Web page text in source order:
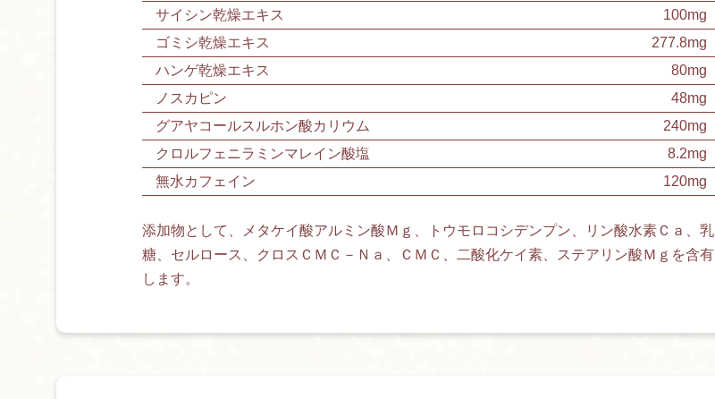
サイシン乾燥エキス
100mg
ゴミシ乾燥エキス
277.8mg
ハンゲ乾燥エキス
80mg
ノスカピン
48mg
グアヤコールスルホン酸カリウム
240mg
クロルフェニラミンマレイン酸塩
8.2mg
無水カフェイン
120mg
添加物として、メタケイ酸アルミン酸Ｍｇ、トウモロコシデンプン、リン酸水素Ｃａ、乳
糖、セルロース、クロスＣＭＣ－Ｎａ、ＣＭＣ、二酸化ケイ素、ステアリン酸Ｍｇを含有
します。